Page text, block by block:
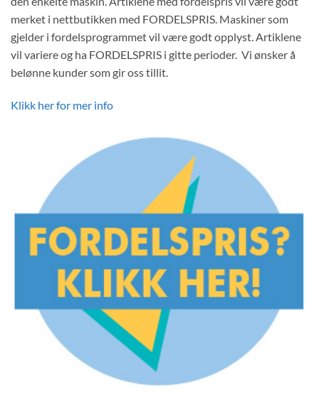
merket i nettbutikken med FORDELSPRIS. Maskiner som
gjelder i fordelsprogrammet vil være godt opplyst. Artiklene
vil variere og ha FORDELSPRIS i gitte perioder. Vi ønsker å
belønne kunder som gir oss tillit.
Klikk her for mer info